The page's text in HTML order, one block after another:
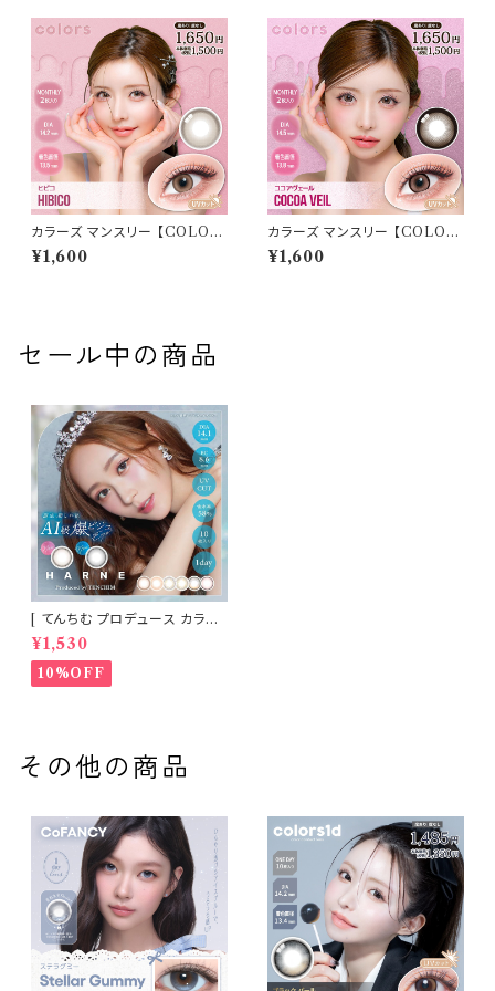
トレンズ
ンタクトレンズ
カラーズ マンスリー 【COLOR：
ヒビコ】 【1箱2枚入】【 一条響 イ
メージモデル 】 韓国系レンズ c
¥1,600
カラーズ マンスリー 【COLOR：
ココアヴェール】 【1箱2枚入】【
一条響 イメージモデル 】 韓国
¥1,600
セール中の商品
[ てんちむ プロデュース カラコ
ン ] HARNE (ハルネ) ワンデー
1day 10枚入り （当日発送） 1da
y
¥1,530
10%OFF
その他の商品